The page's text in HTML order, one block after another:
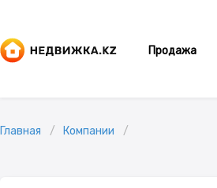
Продажа
Главная Компании